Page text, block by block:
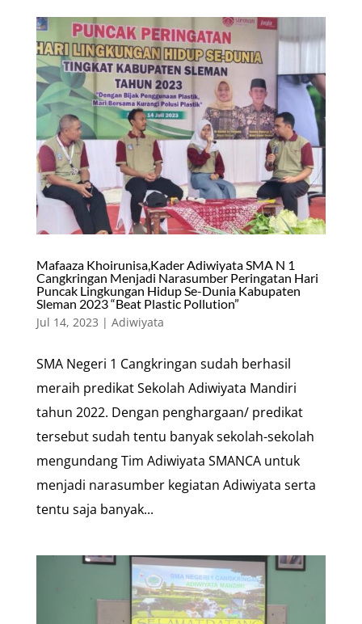
Mafaaza Khoirunisa,Kader Adiwiyata SMA N 1
Cangkringan Menjadi Narasumber Peringatan Hari
Puncak Lingkungan Hidup Se-Dunia Kabupaten
Sleman 2023 “Beat Plastic Pollution”
Jul 14, 2023 | Adiwiyata
SMA Negeri 1 Cangkringan sudah berhasil
meraih predikat Sekolah Adiwiyata Mandiri
tahun 2022. Dengan penghargaan/ predikat
tersebut sudah tentu banyak sekolah-sekolah
mengundang Tim Adiwiyata SMANCA untuk
menjadi narasumber kegiatan Adiwiyata serta
tentu saja banyak...